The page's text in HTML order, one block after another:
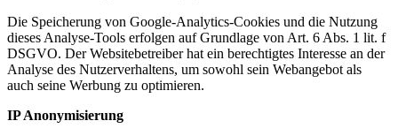
Die Speicherung von Google-Analytics-Cookies und die Nutzung
dieses Analyse-Tools erfolgen auf Grundlage von Art. 6 Abs. 1 lit. f
DSGVO. Der Websitebetreiber hat ein berechtigtes Interesse an der
Analyse des Nutzerverhaltens, um sowohl sein Webangebot als
auch seine Werbung zu optimieren.
IP Anonymisierung